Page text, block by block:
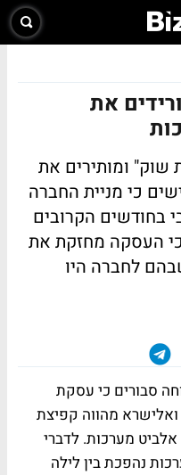
את
ומותירים את
דולר. מדגישים כי מניית החברה
בחודשים הקרובים
העסקה מחזקת את
לחברה היו
סבורים כי עסקת
מהווה קפיצת
מערכות. לדברי
נהפכת בין לילה